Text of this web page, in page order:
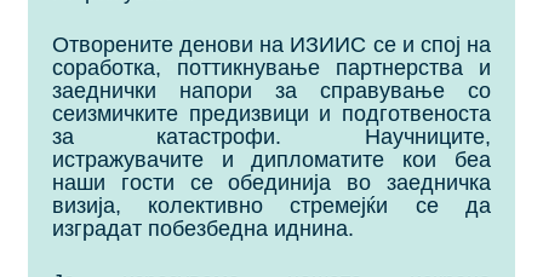
Отворените денови на ИЗИИС се и спој на
соработка, поттикнување партнерства и
заеднички напори за справување со
сеизмичките предизвици и подготвеноста
за катастрофи. Научниците,
истражувачите и дипломатите кои беа
наши гости се обединија во заедничка
визија, колективно стремејќи се да
изградат побезбедна иднина.